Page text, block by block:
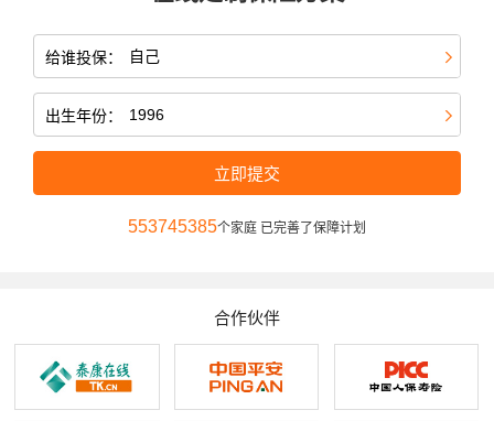
给谁投保：
出生年份：
立即提交
553745385个家庭 已完善了保障计划
合作伙伴